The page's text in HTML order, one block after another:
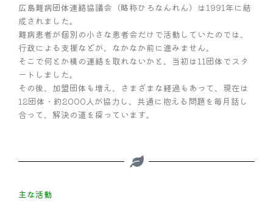
広島難病団体連絡協議会（略称ひろなんれん）は1991年に結
成されました。
難病患者が個別の小さな患者会だけで活動していたのでは、
行政による支援などが、なかなか前に進みません。
そこで何とか横の連絡を取れないかと、当初は11団体でスタ
ートしました。
その後、加盟団体も増え、さまざまな経過もあって、現在は
12団体・約2000人が協力し、共通に抱える問題を毎月話し
合って、解決の道を探っています。
主な活動